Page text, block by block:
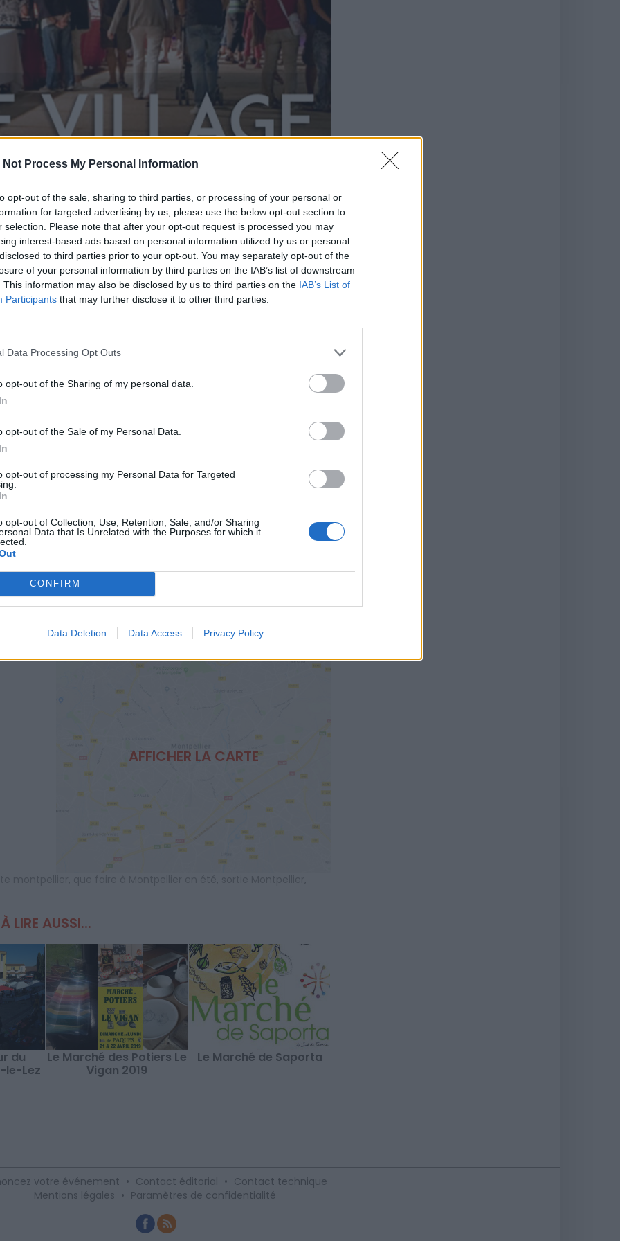
Not Process My Personal Information
opt-out of the sale, sharing to third parties, or processing of your personal or
for targeted advertising by us, please use the below opt-out section to
selection. Please note that after your opt-out request is processed you may
interest-based ads based on personal information utilized by us or personal
to third parties prior to your opt-out. You may separately opt-out of the
of your personal information by third parties on the IAB’s list of downstream
This information may also be disclosed by us to third parties on the IAB’s List of
Participants that may further disclose it to other third parties.
Data Processing Opt Outs
opt-out of the Sharing of my personal data.
opt-out of the Sale of my Personal Data.
opt-out of processing my Personal Data for Targeted
opt-out of Collection, Use, Retention, Sale, and/or Sharing
Data that Is Unrelated with the Purposes for which it
CONFIRM
Data Deletion Data Access Privacy Policy
quartiers dans les allées commerçantes de la plage
estivale les lundis, jeudis et samedis soirs.
à découvrir les produits des artisans locaux, camelots
vos valises !
coquillages et autres "must-have" de l'été se succèdent
Grande Motte , à quelques kilomètres de
du soir, vous pourrez arpenter les allées de ce marché
de votre été, ou du petit souvenir à rapporter après les
l'indique, unmarché artisanal nocturne qui se déroule en
de 16h à minuit en juillet et en août.
payants.
AFFICHER LA CARTE
, ,
,
À LIRE AUSSI...
du
le-Lez
Le Marché des Potiers Le
Vigan 2019
Le Marché de Saporta
votre événement • Contact éditorial • Contact technique
Mentions légales • Paramètres de confidentialité